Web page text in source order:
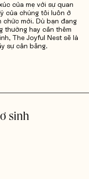
của mẹ với sự quan
của chúng tôi luôn ở
mới. Dù bạn đang
thường hay cần thêm
The Joyful Nest sẽ là
sự cân bằng.
sinh